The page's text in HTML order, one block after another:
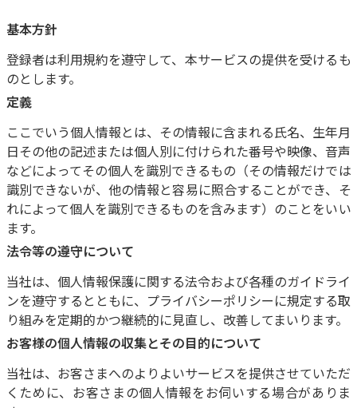
基本方針
登録者は利用規約を遵守して、本サービスの提供を受けるも
のとします。
定義
ここでいう個人情報とは、その情報に含まれる氏名、生年月
日その他の記述または個人別に付けられた番号や映像、音声
などによってその個人を識別できるもの（その情報だけでは
識別できないが、他の情報と容易に照合することができ、そ
れによって個人を識別できるものを含みます）のことをいい
ます。
法令等の遵守について
当社は、個人情報保護に関する法令および各種のガイドライ
ンを遵守するとともに、プライバシーポリシーに規定する取
り組みを定期的かつ継続的に見直し、改善してまいります。
お客様の個人情報の収集とその目的について
当社は、お客さまへのよりよいサービスを提供させていただ
くために、お客さまの個人情報をお伺いする場合がありま